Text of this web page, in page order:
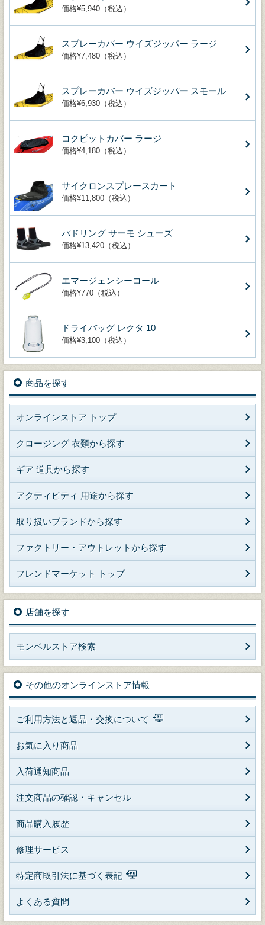
価格¥5,940（税込）
スプレーカバー ウイズジッパー ラージ
価格¥7,480（税込）
スプレーカバー ウイズジッパー スモール
価格¥6,930（税込）
コクピットカバー ラージ
価格¥4,180（税込）
サイクロンスプレースカート
価格¥11,800（税込）
パドリング サーモ シューズ
価格¥13,420（税込）
エマージェンシーコール
価格¥770（税込）
ドライバッグ レクタ 10
価格¥3,100（税込）
商品を探す
オンラインストア トップ
クロージング 衣類から探す
ギア 道具から探す
アクティビティ 用途から探す
取り扱いブランドから探す
ファクトリー・アウトレットから探す
フレンドマーケット トップ
店舗を探す
モンベルストア検索
その他のオンラインストア情報
ご利用方法と返品・交換について
お気に入り商品
入荷通知商品
注文商品の確認・キャンセル
商品購入履歴
修理サービス
特定商取引法に基づく表記
よくある質問